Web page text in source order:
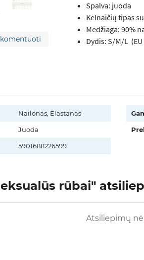
Spalva: juoda
Kelnaičių tipas
Medžiaga: 90%
Dydis: S/M/L (EU
Nailonas, Elastanas
Juoda
5901688226599
rūbai"
Atsiliepimų